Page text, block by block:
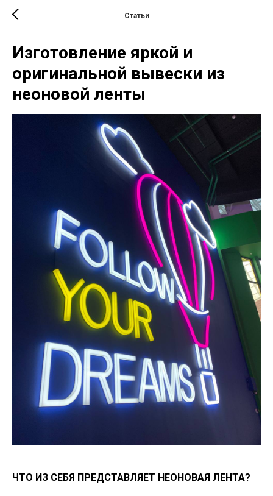
Статьи
Изготовление яркой и
оригинальной вывески из
неоновой ленты
ЧТО ИЗ СЕБЯ ПРЕДСТАВЛЯЕТ НЕОНОВАЯ ЛЕНТА?